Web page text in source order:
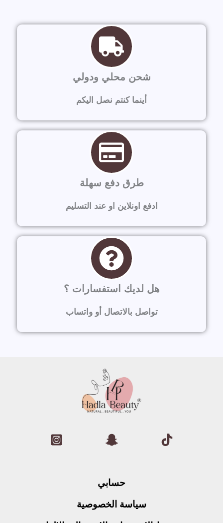
شحن محلي ودولي
أينما كنتم نصل اليكم
طرق دفع سهلة
ادفع اونلاين او عند التسليم
هل لديك استفسارات ؟
تواصل بالاتصال أو واتساب
حسابي
سياسة الخصوصية